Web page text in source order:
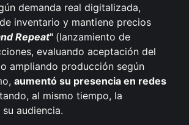
demanda real digitalizada,
inventario y mantiene precios
Repeat" (lanzamiento de
evaluando aceptación del
ampliando producción según
aumentó su presencia en redes
al mismo tiempo, la
audiencia.